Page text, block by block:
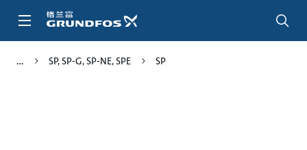
SP, SP-G, SP-NE, SPE SP